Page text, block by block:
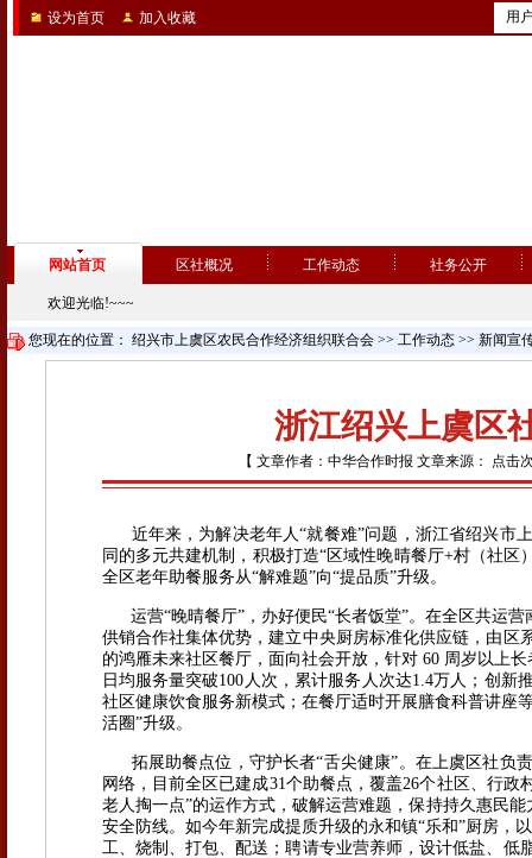
设为首页 加入收藏 用
网站首页 区社概况 工作动态 社务公开
欢迎光临!~~~
您现在的位置： 绍兴市上虞区农民合作经济组织联合会 >> 工作动态 >> 新闻宣
浙江绍兴上虞区
【 文章作者：中华合作时报 文章来源： 点
近年来，为解决老年人“就餐难”问题，浙江省绍兴市
同的多元共建机制，积极打造“区域性晚晴餐厅+村（社
全区老年助餐服务从“解难题”向“提品质”升级。
运营“晚晴餐厅”，办好便民“长者饭堂”。在全区共运
供销合作社集体优势，建立中央厨房标准化供应链，由
的鸿雁未来社区餐厅，面向社会开放，针对 60 周岁以上
日均服务量突破100人次，累计服务人次达1.4万人；创
社区健康饮食服务新模式；在餐厅适时开展膳食科普讲座
活圈”升级。
拓展助餐点位，守护长者“舌尖健康”。在上虞区社负
网络，目前全区已建成31个助餐点，覆盖26个社区、行
老人掏一点”的运作方式，破解运营难题，保持持久惠民
安全防线。如今年新完成提质升级的永和镇“乐和”厨房，
工、烧制、打包、配送；聘请专业营养师，设计低盐、